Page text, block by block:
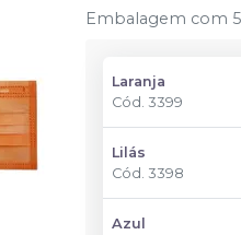
Embalagem com
Laranja
Cód.3399
Lilás
Cód.3398
Azul